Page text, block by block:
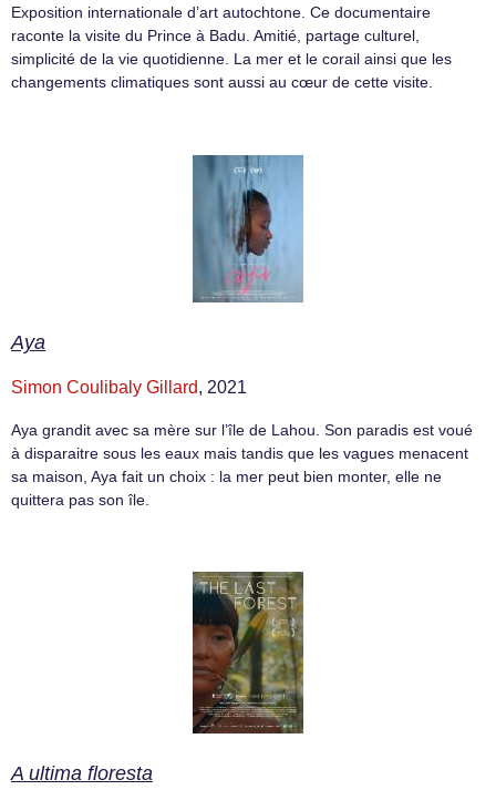
Exposition internationale d’art autochtone. Ce documentaire
raconte la visite du Prince à Badu. Amitié, partage culturel,
simplicité de la vie quotidienne. La mer et le corail ainsi que les
changements climatiques sont aussi au cœur de cette visite.
Aya
Simon Coulibaly Gillard, 2021
Aya grandit avec sa mère sur l’île de Lahou. Son paradis est voué
à disparaitre sous les eaux mais tandis que les vagues menacent
sa maison, Aya fait un choix : la mer peut bien monter, elle ne
quittera pas son île.
A ultima floresta